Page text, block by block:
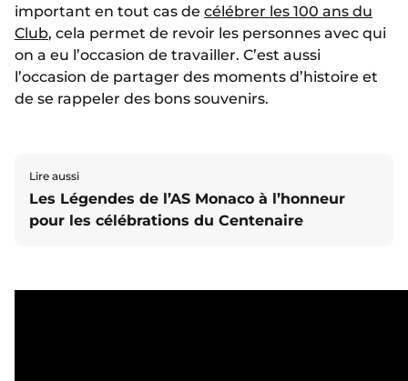
important en tout cas de célébrer les 100 ans du
Club, cela permet de revoir les personnes avec qui
on a eu l’occasion de travailler. C’est aussi
l’occasion de partager des moments d’histoire et
de se rappeler des bons souvenirs.
Lire aussi
Les Légendes de l’AS Monaco à l’honneur
pour les célébrations du Centenaire